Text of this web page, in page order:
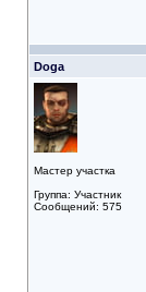
Doga
Мастер участка
Группа: Участник
Сообщений: 575